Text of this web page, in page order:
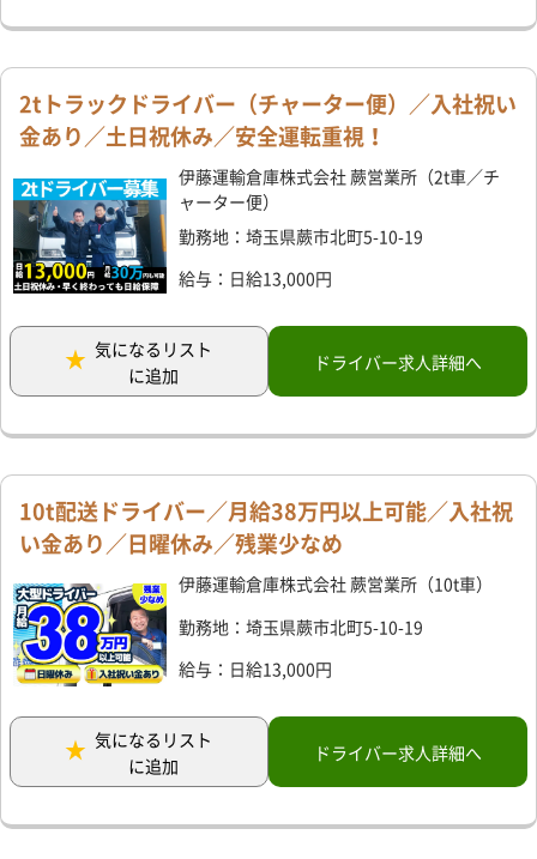
2tトラックドライバー（チャーター便）／入社祝い
金あり／土日祝休み／安全運転重視！
伊藤運輸倉庫株式会社 蕨営業所（2t車／チ
ャーター便）
勤務地：埼玉県蕨市北町5-10-19
給与：日給13,000円
気になるリスト
に追加
ドライバー求人詳細へ
10t配送ドライバー／月給38万円以上可能／入社祝
い金あり／日曜休み／残業少なめ
伊藤運輸倉庫株式会社 蕨営業所（10t車）
勤務地：埼玉県蕨市北町5-10-19
給与：日給13,000円
気になるリスト
に追加
ドライバー求人詳細へ